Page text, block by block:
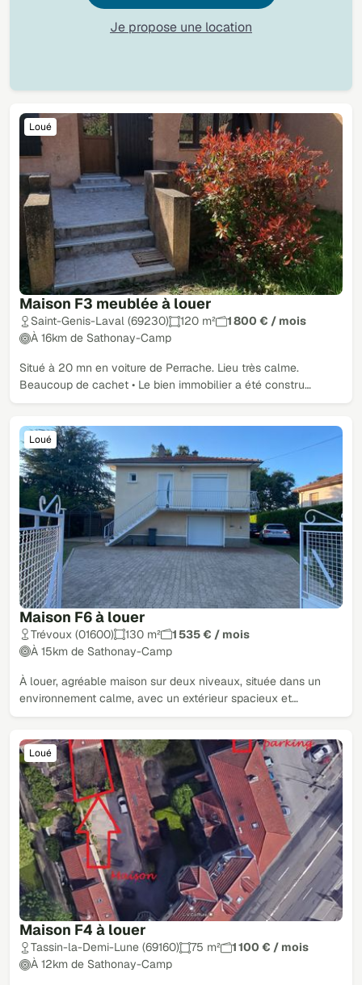
Maison F3 meublée à louer
Loué
Saint-Genis-Laval (69230) 120 m²
1 800 € / mois
À 16km de Sathonay-Camp
Situé à 20 mn en voiture de Perrache. Lieu très calme.
Beaucoup de cachet • Le bien immobilier a été constru…
Maison F6 à louer
Loué
Trévoux (01600) 130 m²
1 535 € / mois
À 15km de Sathonay-Camp
À louer, agréable maison sur deux niveaux, située dans un
environnement calme, avec un extérieur spacieux et…
Maison F4 à louer
Loué
Tassin-la-Demi-Lune (69160) 75 m²
1 100 € / mois
À 12km de Sathonay-Camp
Je propose une location